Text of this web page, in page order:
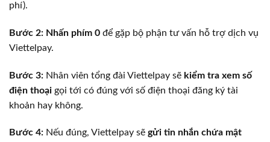
phí).
Bước 2: Nhấn phím 0 để gặp bộ phận tư vấn hỗ trợ dịch vụ
Viettelpay.
Bước 3: Nhân viên tổng đài Viettelpay sẽ kiểm tra xem số
điện thoại gọi tới có đúng với số điện thoại đăng ký tài
khoản hay không.
Bước 4: Nếu đúng, Viettelpay sẽ gửi tin nhắn chứa mật